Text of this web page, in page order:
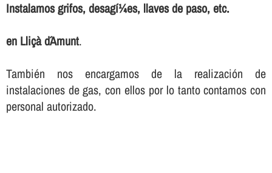
Instalamos grifos, desagí¼es, llaves de paso, etc.
en Lliçà d´Amunt.
También nos encargamos de la realización de
instalaciones de gas, con ellos por lo tanto contamos con
personal autorizado.